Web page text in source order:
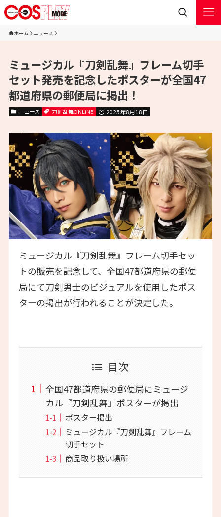
ホーム ニュース
ミュージカル『刀剣乱舞』フレーム切手
セット発売を記念したポスターが全国47
都道府県の郵便局に掲出！
ニュース 刀剣乱舞ONLINE 2025年8月18日
ミュージカル『刀剣乱舞』フレーム切手セッ
トの販売を記念して、全国47都道府県の郵便
局にて刀剣男士のビジュアルを使用したポス
ターの掲出が行われることが決定した。
目次
全国47都道府県の郵便局にミュージ
カル『刀剣乱舞』ポスターが掲出
ポスター掲出
ミュージカル『刀剣乱舞』フレーム
切手セット
商品取り扱い場所